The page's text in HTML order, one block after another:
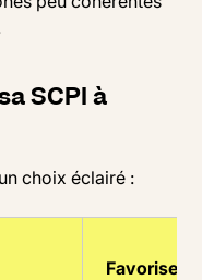
SCPI à
choix éclairé :
Favorisez